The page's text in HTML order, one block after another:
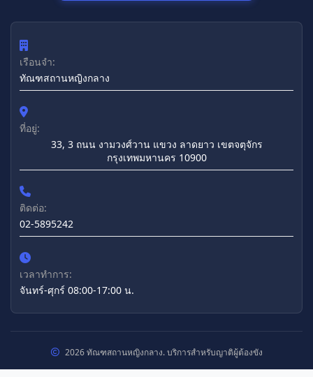
เรือนจำ:
ทัณฑสถานหญิงกลาง
ที่อยู่:
33, 3 ถนน งามวงศ์วาน แขวง ลาดยาว เขตจตุจักร
กรุงเทพมหานคร 10900
ติดต่อ:
02-5895242
เวลาทำการ:
จันทร์-ศุกร์ 08:00-17:00 น.
2026 ทัณฑสถานหญิงกลาง. บริการสำหรับญาติผู้ต้องขัง